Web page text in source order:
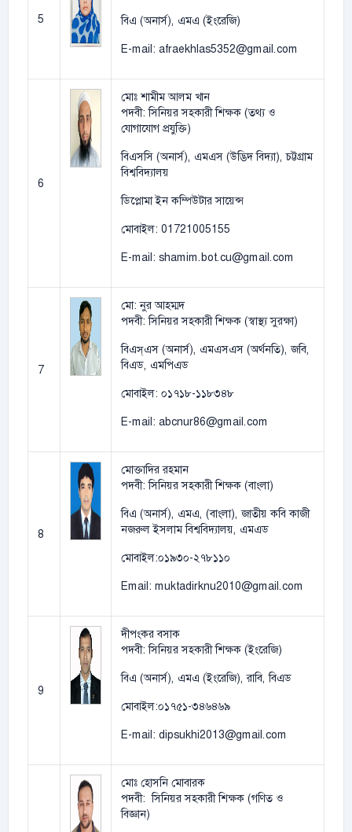
5
বিএ (অনার্স), এমএ (ইংরেজি)
E-mail: afraekhlas5352@gmail.com
6
মোঃ শামীম আলম খান
পদবী: সিনিয়র সহকারী শিক্ষক (তথ্য ও
যোগাযোগ প্রযুক্তি)
বিএসসি (অনার্স), এমএস (উদ্ভিদ বিদ্যা), চট্টগ্রাম
বিশ্ববিদ্যালয়
ডিপ্লোমা ইন কম্পিউটার সায়েন্স
মোবাইল: 01721005155
E-mail: shamim.bot.cu@gmail.com
7
মো: নুর আহম্মদ
পদবী: সিনিয়র সহকারী শিক্ষক (স্বাস্থ্য সুরক্ষা)
বিএস্এস (অনার্স), এমএসএস (অর্থনতি), জবি,
বিএড, এমপিএড
মোবাইল: ০১৭১৮-১১৮৩৪৮
E-mail: abcnur86@gmail.com
8
মোক্তাদির রহমান
পদবী: সিনিয়র সহকারী শিক্ষক (বাংলা)
বিএ (অনার্স), এমএ, (বাংলা), জাতীয় কবি কাজী
নজরুল ইসলাম বিশ্ববিদ্যালয়, এমএড
মোবাইল:০১৯৩০-২৭৮১১০
Email: muktadirknu2010@gmail.com
9
দীপংকর বসাক
পদবী: সিনিয়র সহকারী শিক্ষক (ইংরেজি)
বিএ (অনার্স), এমএ (ইংরেজি), রাবি, বিএড
মোবাইল:০১৭৫১-৩৪৬৪৬৯
E-mail: dipsukhi2013@gmail.com
মোঃ হোসনি মোবারক
পদবী: সিনিয়র সহকারী শিক্ষক (গণিত ও
বিজ্ঞান)